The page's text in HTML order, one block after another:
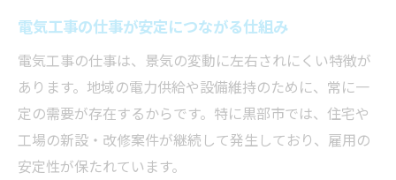
未経験歓迎の電気工事求人を探す方法
電気工事を初めて学ぶ人のサポート体制と
は
ゼロから始める電気工事転職のコツを解説
家族を支えるための電気工事転職術
電気工事の仕事が安定につながる仕組み
電気工事の仕事は、景気の変動に左右されにくい特徴が
あります。地域の電力供給や設備維持のために、常に一
定の需要が存在するからです。特に黒部市では、住宅や
工場の新設・改修案件が継続して発生しており、雇用の
安定性が保たれています。